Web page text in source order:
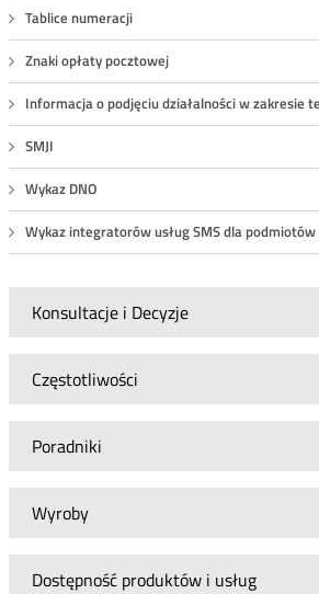
Tablice numeracji
Znaki opłaty pocztowej
Informacja o podjęciu działalności w zakresie
SMJI
Wykaz DNO
Wykaz integratorów usług SMS dla podmiotów
Konsultacje i Decyzje
Częstotliwości
Poradniki
Wyroby
Dostępność produktów i usług